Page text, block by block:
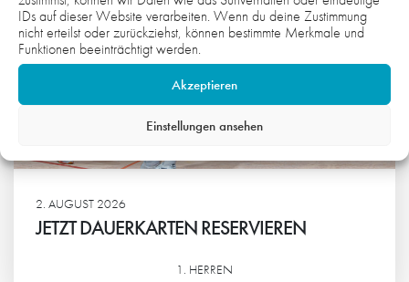
IDs auf dieser Website verarbeiten. Wenn du deine Zustimmung
nicht erteilst oder zurückziehst, können bestimmte Merkmale und
Funktionen beeinträchtigt werden.
Akzeptieren
Einstellungen ansehen
2. AUGUST 2026
JETZT DAUERKARTEN RESERVIEREN
1. HERREN